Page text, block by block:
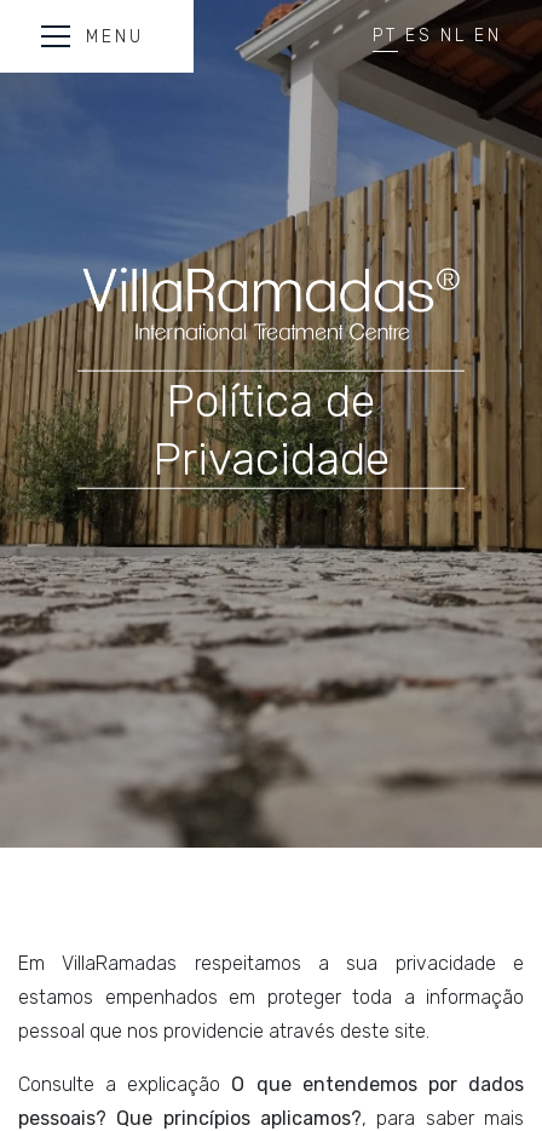
MENU PT ES NL EN
Política de
Privacidade
Em VillaRamadas respeitamos a sua privacidade e
estamos empenhados em proteger toda a informação
pessoal que nos providencie através deste site.
Consulte a explicação O que entendemos por dados
pessoais? Que princípios aplicamos?, para saber mais